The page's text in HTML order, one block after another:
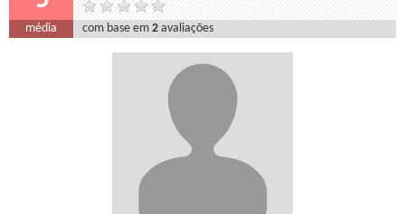
média com base em2 avaliações